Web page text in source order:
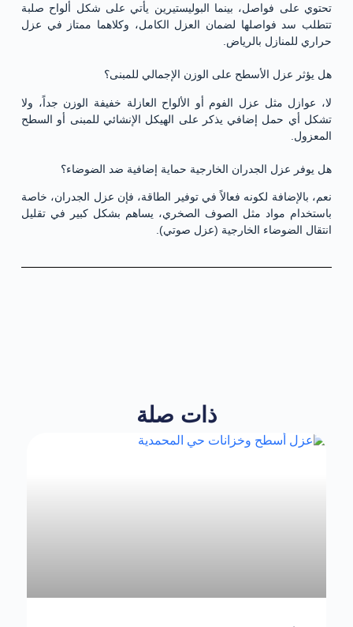
تحتوي على فواصل، بينما البوليستيرين يأتي على شكل ألواح صلبة
تتطلب سد فواصلها لضمان العزل الكامل، وكلاهما ممتاز في عزل
حراري للمنازل بالرياض.
هل يؤثر عزل الأسطح على الوزن الإجمالي للمبنى؟
لا، عوازل مثل عزل الفوم أو الألواح العازلة خفيفة الوزن جداً، ولا
تشكل أي حمل إضافي يذكر على الهيكل الإنشائي للمبنى أو السطح
المعزول.
هل يوفر عزل الجدران الخارجية حماية إضافية ضد الضوضاء؟
نعم، بالإضافة لكونه فعالاً في توفير الطاقة، فإن عزل الجدران، خاصة
باستخدام مواد مثل الصوف الصخري، يساهم بشكل كبير في تقليل
انتقال الضوضاء الخارجية (عزل صوتي).
ذات صلة